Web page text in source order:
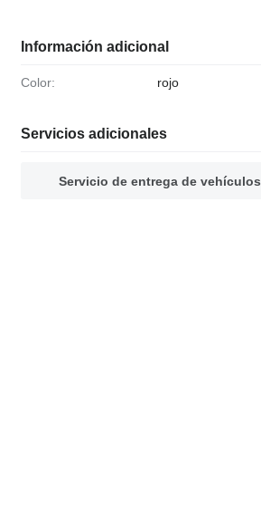
Información adicional
Color: rojo
Servicios adicionales
Servicio de entrega de vehículos